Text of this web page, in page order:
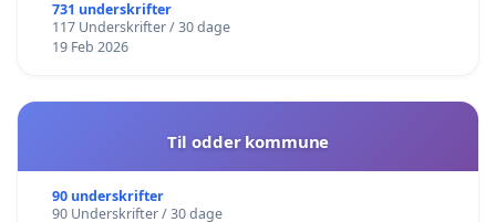
731 underskrifter
117 Underskrifter / 30 dage
19 Feb 2026
Til odder kommune
90 underskrifter
90 Underskrifter / 30 dage